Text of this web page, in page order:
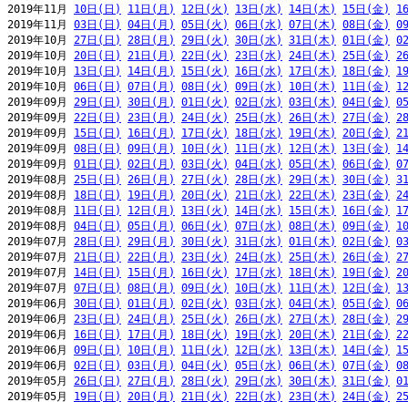
2019年11月 10日(日) 11日(月) 12日(火) 13日(水) 14日(木) 15日(金)
2019年11月 03日(日) 04日(月) 05日(火) 06日(水) 07日(木) 08日(金)
2019年10月 27日(日) 28日(月) 29日(火) 30日(水) 31日(木) 01日(金)
2019年10月 20日(日) 21日(月) 22日(火) 23日(水) 24日(木) 25日(金)
2019年10月 13日(日) 14日(月) 15日(火) 16日(水) 17日(木) 18日(金)
2019年10月 06日(日) 07日(月) 08日(火) 09日(水) 10日(木) 11日(金)
2019年09月 29日(日) 30日(月) 01日(火) 02日(水) 03日(木) 04日(金)
2019年09月 22日(日) 23日(月) 24日(火) 25日(水) 26日(木) 27日(金)
2019年09月 15日(日) 16日(月) 17日(火) 18日(水) 19日(木) 20日(金)
2019年09月 08日(日) 09日(月) 10日(火) 11日(水) 12日(木) 13日(金)
2019年09月 01日(日) 02日(月) 03日(火) 04日(水) 05日(木) 06日(金)
2019年08月 25日(日) 26日(月) 27日(火) 28日(水) 29日(木) 30日(金)
2019年08月 18日(日) 19日(月) 20日(火) 21日(水) 22日(木) 23日(金)
2019年08月 11日(日) 12日(月) 13日(火) 14日(水) 15日(木) 16日(金)
2019年08月 04日(日) 05日(月) 06日(火) 07日(水) 08日(木) 09日(金)
2019年07月 28日(日) 29日(月) 30日(火) 31日(水) 01日(木) 02日(金)
2019年07月 21日(日) 22日(月) 23日(火) 24日(水) 25日(木) 26日(金)
2019年07月 14日(日) 15日(月) 16日(火) 17日(水) 18日(木) 19日(金)
2019年07月 07日(日) 08日(月) 09日(火) 10日(水) 11日(木) 12日(金)
2019年06月 30日(日) 01日(月) 02日(火) 03日(水) 04日(木) 05日(金)
2019年06月 23日(日) 24日(月) 25日(火) 26日(水) 27日(木) 28日(金)
2019年06月 16日(日) 17日(月) 18日(火) 19日(水) 20日(木) 21日(金)
2019年06月 09日(日) 10日(月) 11日(火) 12日(水) 13日(木) 14日(金)
2019年06月 02日(日) 03日(月) 04日(火) 05日(水) 06日(木) 07日(金)
2019年05月 26日(日) 27日(月) 28日(火) 29日(水) 30日(木) 31日(金)
2019年05月 19日(日) 20日(月) 21日(火) 22日(水) 23日(木) 24日(金)